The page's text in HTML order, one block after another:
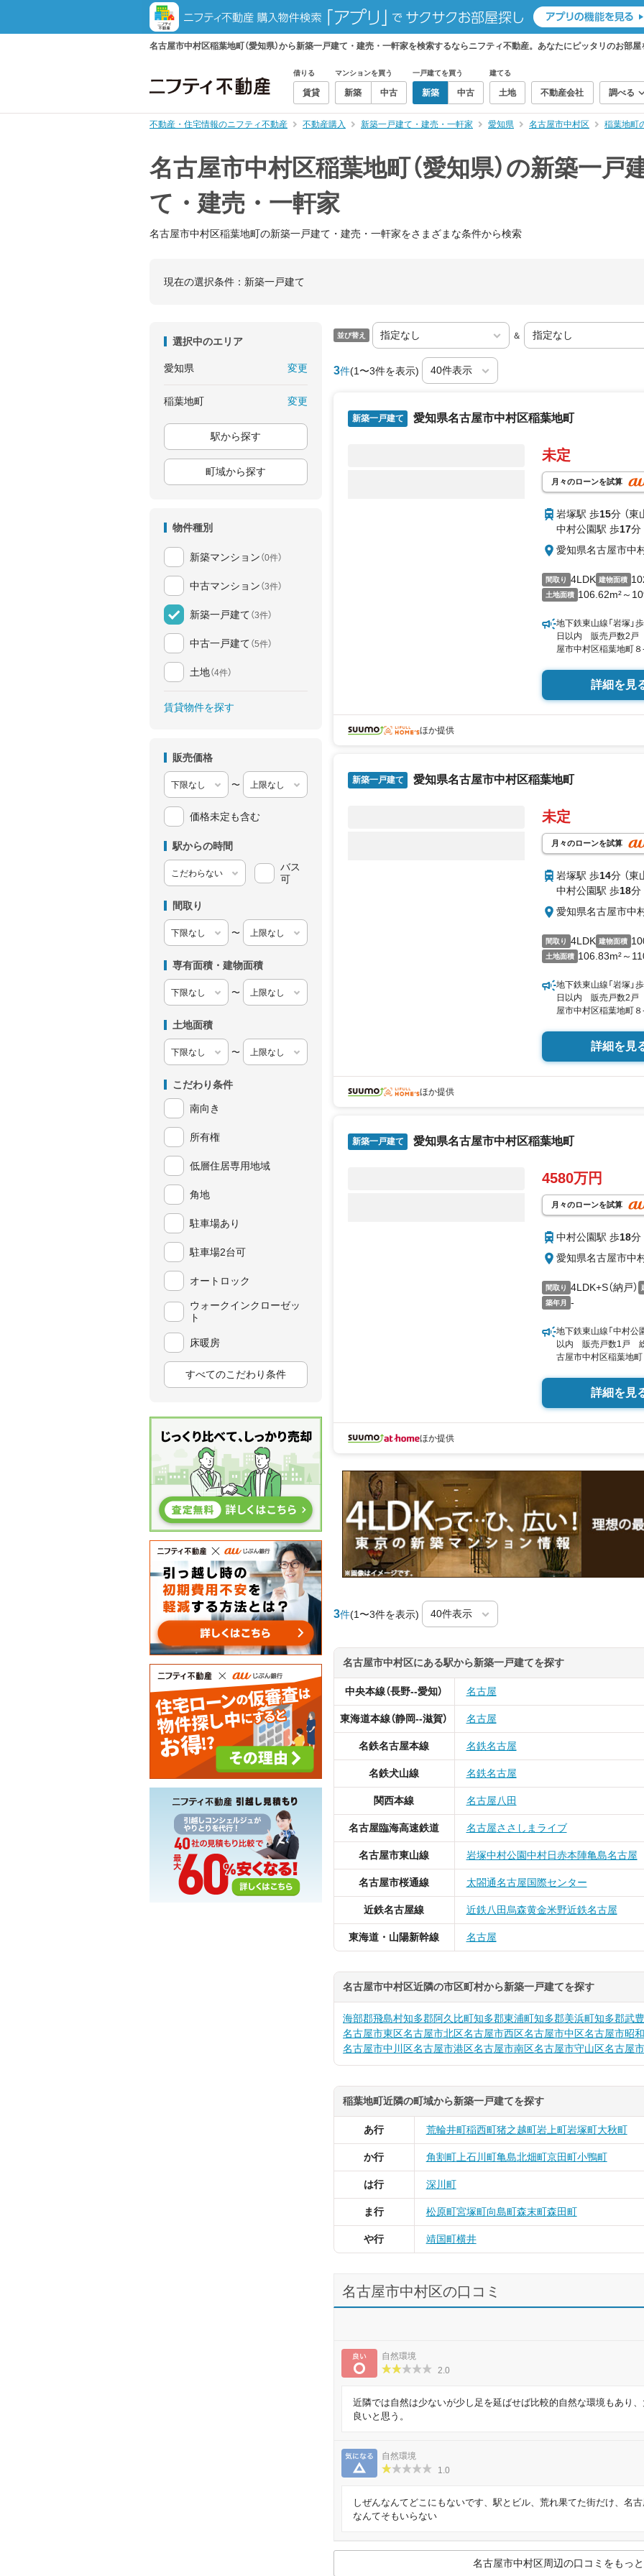
名古屋市中村区稲葉地町（愛知県）から新築一戸建て・建売・一軒家を検索するならニフティ不動産。あなたにピッタリのお部屋
借りる
賃貸
マンションを買う
新築 中古
一戸建てを買う
新築 中古
建てる
土地 不動産会社 調べる
不動産・住宅情報のニフティ不動産 不動産購入 新築一戸建て・建売・一軒家 愛知県 名古屋市中村区 稲葉地町
名古屋市中村区稲葉地町（愛知県）の新築一戸
て・建売・一軒家
名古屋市中村区稲葉地町の新築一戸建て・建売・一軒家をさまざまな条件から検索
現在の選択条件： 新築一戸建て
選択中のエリア
愛知県 変更
稲葉地町 変更
駅から探す
町域から探す
物件種別
新築マンション （0件）
中古マンション （3件）
新築一戸建て （3件）
中古一戸建て （5件）
土地（4件）
賃貸物件を探す
販売価格
〜
価格未定も含む
駅からの時間
バス
可
間取り
〜
専有面積・建物面積
〜
土地面積
〜
こだわり条件
南向き
所有権
低層住居専用地域
角地
駐車場あり
駐車場2台可
オートロック
ウォークインクローゼッ
ト
床暖房
すべてのこだわり条件
並び替え ＆
3件(1〜3件を表示)
新築一戸建て 愛知県名古屋市中村区稲葉地町
未定
月々のローンを試算
岩塚駅 歩15分 （東
中村公園駅 歩17分
愛知県名古屋市中
間取り 4LDK 建物面積
土地面積 106.62m²～
地下鉄東山線「岩塚
日以内 販売戸数2
屋市中村区稲葉地町
詳細を見
ほか提供
新築一戸建て 愛知県名古屋市中村区稲葉地町
未定
月々のローンを試算
岩塚駅 歩14分 （東
中村公園駅 歩18分
愛知県名古屋市中
間取り 4LDK 建物面積
土地面積 106.83m²～
地下鉄東山線「岩塚
日以内 販売戸数2
屋市中村区稲葉地町
詳細を見
ほか提供
新築一戸建て 愛知県名古屋市中村区稲葉地町
4580万円
月々のローンを試算
中村公園駅 歩18分
愛知県名古屋市中
間取り 4LDK+S（納戸）
築年月 -
地下鉄東山線「中村
以内 販売戸数1戸
古屋市中村区稲葉地
詳細を見
ほか提供
3件(1〜3件を表示)
名古屋市中村区にある駅から新築一戸建てを探す
中央本線（長野--愛知） 名古屋
東海道本線（静岡--滋賀） 名古屋
名鉄名古屋本線 名鉄名古屋
名鉄犬山線 名鉄名古屋
関西本線 名古屋八田
名古屋臨海高速鉄道 名古屋ささしまライブ
名古屋市東山線 岩塚中村公園中村日赤本陣亀島名古屋
名古屋市桜通線 太閤通名古屋国際センター
近鉄名古屋線 近鉄八田 烏森黄金米野近鉄名古屋
東海道・山陽新幹線 名古屋
名古屋市中村区近隣の市区町村から新築一戸建てを探す
海部郡飛島村知多郡阿久比町知多郡東浦町知多郡美浜町知多郡武
名古屋市東区名古屋市北区名古屋市西区名古屋市中区名古屋市昭
名古屋市中川区名古屋市港区名古屋市南区名古屋市守山区名古屋
稲葉地町近隣の町域から新築一戸建てを探す
あ行 荒輪井町稲西町猪之越町岩上町岩塚町大秋町
か行 角割町上石川町亀島北畑町京田町小鴨町
は行 深川町
ま行 松原町宮塚町向島町森末町森田町
や行 靖国町横井
名古屋市中村区の口コミ
良い
自然環境
2.0
近隣では自然は少ないが少し足を延ばせば比較的自然な環境もあり
良いと思う。
気になる
自然環境
1.0
しぜんなんてどこにもないです、駅とビル、荒れ果てた街だけ、名
なんてそもいらない
名古屋市中村区周辺の口コミをもっ